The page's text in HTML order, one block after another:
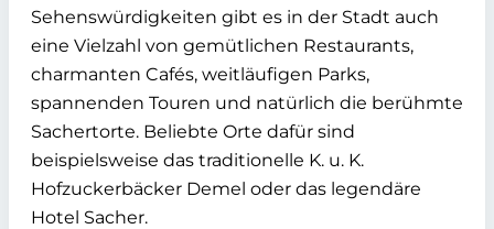
Sehenswürdigkeiten gibt es in der Stadt auch
eine Vielzahl von gemütlichen Restaurants,
charmanten Cafés, weitläufigen Parks,
spannenden Touren und natürlich die berühmte
Sachertorte. Beliebte Orte dafür sind
beispielsweise das traditionelle K. u. K.
Hofzuckerbäcker Demel oder das legendäre
Hotel Sacher.